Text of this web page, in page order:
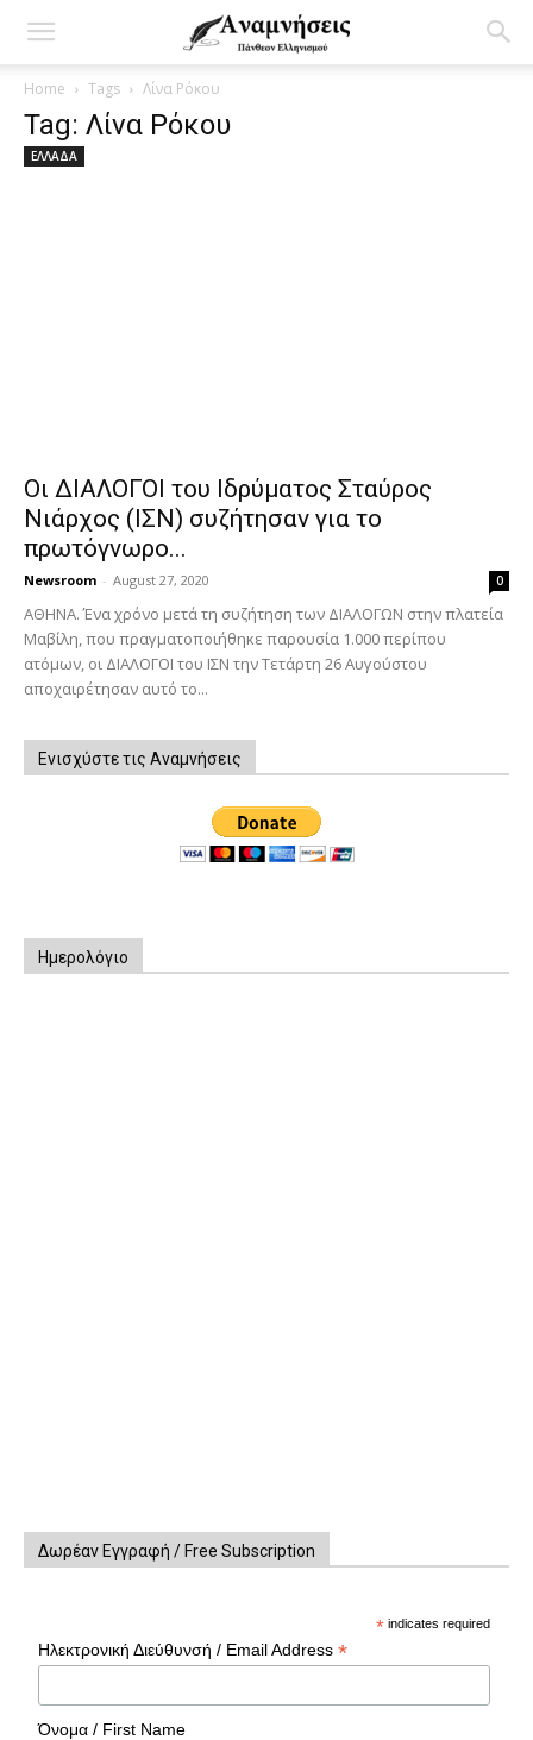
Home Tags Λίνα Ρόκου
Tag: Λίνα Ρόκου
ΕΛΛΑΔΑ
Οι ΔΙΑΛΟΓΟΙ του Ιδρύματος Σταύρος
Νιάρχος (ΙΣΝ) συζήτησαν για το
πρωτόγνωρο...
Newsroom - August 27, 2020 0
ΑΘΗΝΑ. Ένα χρόνο μετά τη συζήτηση των ΔΙΑΛΟΓΩΝ στην πλατεία
Μαβίλη, που πραγματοποιήθηκε παρουσία 1.000 περίπου
ατόμων, οι ΔΙΑΛΟΓΟΙ του ΙΣΝ την Τετάρτη 26 Αυγούστου
αποχαιρέτησαν αυτό το...
Ενισχύστε τις Αναμνήσεις
Ημερολόγιο
Δωρέαν Εγγραφή / Free Subscription
* indicates required
Ηλεκτρονική Διεύθυνσή / Email Address*
Όνομα / First Name